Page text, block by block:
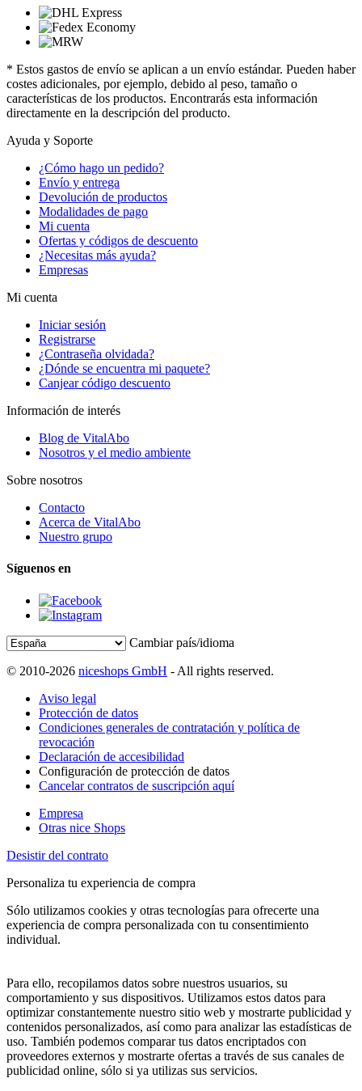
* Estos gastos de envío se aplican a un envío estándar. Pueden haber
costes adicionales, por ejemplo, debido al peso, tamaño o
características de los productos. Encontrarás esta información
directamente en la descripción del producto.
Ayuda y Soporte
¿Cómo hago un pedido?
Envío y entrega
Devolución de productos
Modalidades de pago
Mi cuenta
Ofertas y códigos de descuento
¿Necesitas más ayuda?
Empresas
Mi cuenta
Iniciar sesión
Registrarse
¿Contraseña olvidada?
¿Dónde se encuentra mi paquete?
Canjear código descuento
Información de interés
Blog de VitalAbo
Nosotros y el medio ambiente
Sobre nosotros
Contacto
Acerca de VitalAbo
Nuestro grupo
Síguenos en
Cambiar país/idioma
© 2010-2026 niceshops GmbH - All rights reserved.
Aviso legal
Protección de datos
Condiciones generales de contratación y política de
revocación
Declaración de accesibilidad
Configuración de protección de datos
Cancelar contratos de suscripción aquí
Empresa
Otras nice Shops
Desistir del contrato
Personaliza tu experiencia de compra
Sólo utilizamos cookies y otras tecnologías para ofrecerte una
experiencia de compra personalizada con tu consentimiento
individual.
Para ello, recopilamos datos sobre nuestros usuarios, su
comportamiento y sus dispositivos. Utilizamos estos datos para
optimizar constantemente nuestro sitio web y mostrarte publicidad y
contenidos personalizados, así como para analizar las estadísticas de
uso. También podemos comparar tus datos encriptados con
proveedores externos y mostrarte ofertas a través de sus canales de
publicidad online, sólo si ya utilizas sus servicios.